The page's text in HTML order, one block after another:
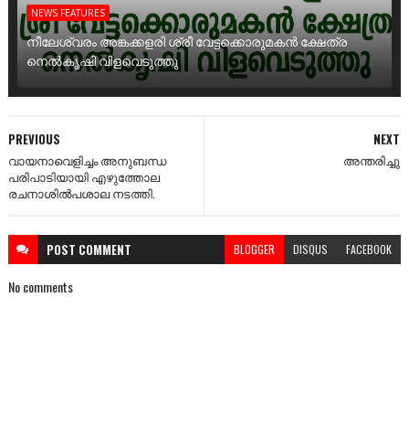
NEWS FEATURES
നീലേശ്വരം അങ്കക്കളരി ശ്രീ വേട്ടക്കൊരുമകൻ ക്ഷേത്ര
നെൽകൃഷി വിളവെടുത്തു
NEXT
അന്തരിച്ചു
PREVIOUS
വായനാവെളിച്ചം അനുബന്ധ
പരിപാടിയായി എഴുത്തോല
രചനാശിൽപശാല നടത്തി.
POST COMMENT BLOGGER DISQUS FACEBOOK
No comments